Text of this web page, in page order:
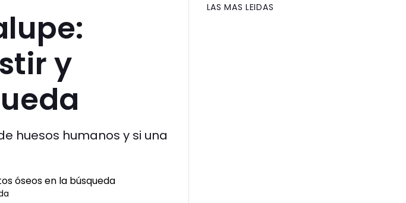
y
huesos humanos y si una
LAS MAS LEIDAS